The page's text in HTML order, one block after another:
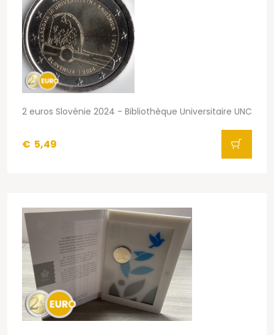
2 euros Slovénie 2024 - Bibliothèque Universitaire UNC
€ 5,49